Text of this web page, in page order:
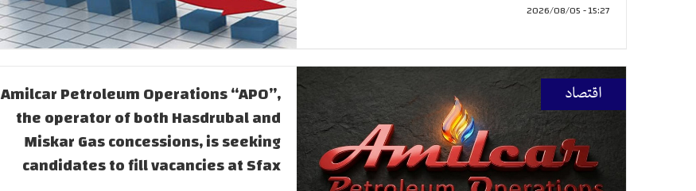
15:27 - 2026/08/05
اقتصاد
Amilcar Petroleum Operations “APO”,
the operator of both Hasdrubal and
Miskar Gas concessions, is seeking
candidates to fill vacancies at Sfax